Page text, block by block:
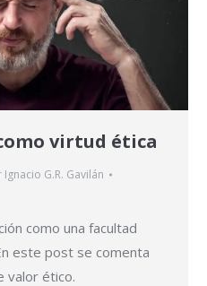
virtud ética
Ignacio G.R. Gavilán
como una facultad
este post se comenta
valor ético.